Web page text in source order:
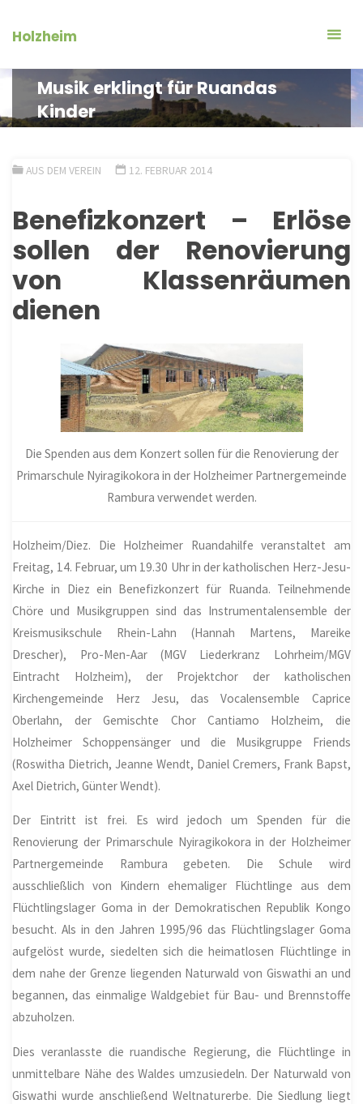
InhaltHolzheim
Musik erklingt für Ruandas
Kinder
AUS DEM VEREIN 12. FEBRUAR 2014
Benefizkonzert – Erlöse
sollen der Renovierung
von Klassenräumen
dienen
Die Spenden aus dem Konzert sollen für die Renovierung der
Primarschule Nyiragikokora in der Holzheimer Partnergemeinde
Rambura verwendet werden.
Holzheim/Diez. Die Holzheimer Ruandahilfe veranstaltet am
Freitag, 14. Februar, um 19.30 Uhr in der katholischen Herz-Jesu-
Kirche in Diez ein Benefizkonzert für Ruanda. Teilnehmende
Chöre und Musikgruppen sind das Instrumentalensemble der
Kreismusikschule Rhein-Lahn (Hannah Martens, Mareike
Drescher), Pro-Men-Aar (MGV Liederkranz Lohrheim/MGV
Eintracht Holzheim), der Projektchor der katholischen
Kirchengemeinde Herz Jesu, das Vocalensemble Caprice
Oberlahn, der Gemischte Chor Cantiamo Holzheim, die
Holzheimer Schoppensänger und die Musikgruppe Friends
(Roswitha Dietrich, Jeanne Wendt, Daniel Cremers, Frank Bapst,
Axel Dietrich, Günter Wendt).
Der Eintritt ist frei. Es wird jedoch um Spenden für die
Renovierung der Primarschule Nyiragikokora in der Holzheimer
Partnergemeinde Rambura gebeten. Die Schule wird
ausschließlich von Kindern ehemaliger Flüchtlinge aus dem
Flüchtlingslager Goma in der Demokratischen Republik Kongo
besucht. Als in den Jahren 1995/96 das Flüchtlingslager Goma
aufgelöst wurde, siedelten sich die heimatlosen Flüchtlinge in
dem nahe der Grenze liegenden Naturwald von Giswathi an und
begannen, das einmalige Waldgebiet für Bau- und Brennstoffe
abzuholzen.
Dies veranlasste die ruandische Regierung, die Flüchtlinge in
unmittelbare Nähe des Waldes umzusiedeln. Der Naturwald von
Giswathi wurde anschließend Weltnaturerbe. Die Siedlung liegt